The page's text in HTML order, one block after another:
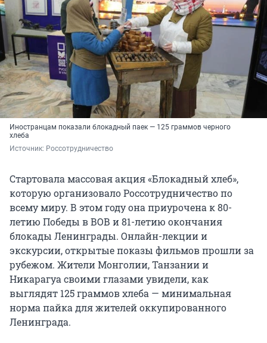
Иностранцам показали блокадный паек — 125 граммов черного
хлеба
Источник: Россотрудничество
Стартовала массовая акция «Блокадный хлеб»,
которую организовало Россотрудничество по
всему миру. В этом году она приурочена к 80-
летию Победы в ВОВ и 81-летию окончания
блокады Ленинграды. Онлайн-лекции и
экскурсии, открытые показы фильмов прошли за
рубежом. Жители Монголии, Танзании и
Никарагуа своими глазами увидели, как
выглядят 125 граммов хлеба — минимальная
норма пайка для жителей оккупированного
Ленинграда.